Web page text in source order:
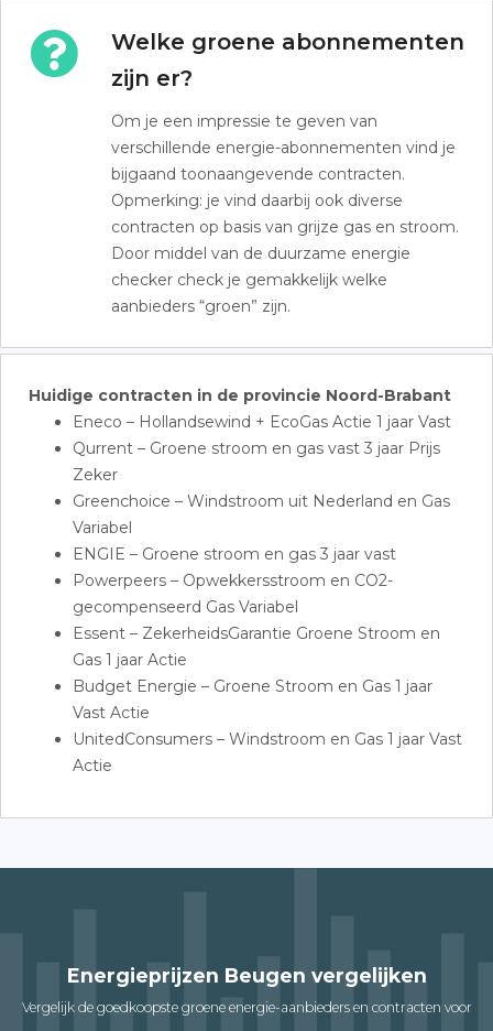
Welke groene abonnementen
zijn er?
Om je een impressie te geven van
verschillende energie-abonnementen vind je
bijgaand toonaangevende contracten.
Opmerking: je vind daarbij ook diverse
contracten op basis van grijze gas en stroom.
Door middel van de duurzame energie
checker check je gemakkelijk welke
aanbieders “groen” zijn.
Huidige contracten in de provincie Noord-Brabant
Eneco – Hollandsewind + EcoGas Actie 1 jaar Vast
Qurrent – Groene stroom en gas vast 3 jaar Prijs
Zeker
Greenchoice – Windstroom uit Nederland en Gas
Variabel
ENGIE – Groene stroom en gas 3 jaar vast
Powerpeers – Opwekkersstroom en CO2-
gecompenseerd Gas Variabel
Essent – ZekerheidsGarantie Groene Stroom en
Gas 1 jaar Actie
Budget Energie – Groene Stroom en Gas 1 jaar
Vast Actie
UnitedConsumers – Windstroom en Gas 1 jaar Vast
Actie
Energieprijzen Beugen vergelijken
Vergelijk de goedkoopste groene energie-aanbieders en contracten voor